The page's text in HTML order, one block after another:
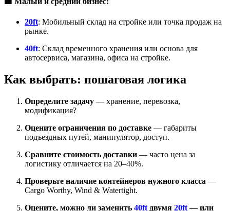
20ft: Мобильный склад на стройке или точка продаж на
рынке.
40ft: Склад временного хранения или основа для
автосервиса, магазина, офиса на стройке.
Как выбрать: пошаговая логика
Определите задачу — хранение, перевозка,
модификация?
Оцените ограничения по доставке — габариты
подъездных путей, манипулятор, доступ.
Сравните стоимость доставки — часто цена за
логистику отличается на 20–40%.
Проверьте наличие контейнеров нужного класса —
Cargo Worthy, Wind & Watertight.
Оцените, можно ли заменить 40ft двумя 20ft— или